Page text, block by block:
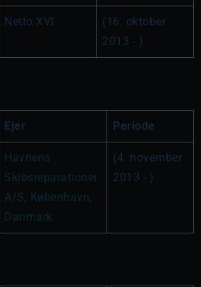
Netto XVI
(16. oktober
2013 - )
Ejer Periode
Havnens
Skibsreparationer
A/S, København,
Danmark
(4. november
2013 - )